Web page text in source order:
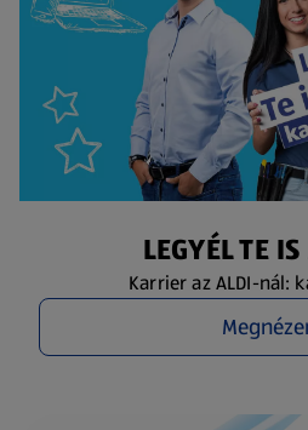
LEGYÉL TE
Karrier az ALDI-nál: